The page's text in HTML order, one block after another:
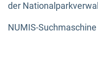
der
NUMIS-Suchmaschine